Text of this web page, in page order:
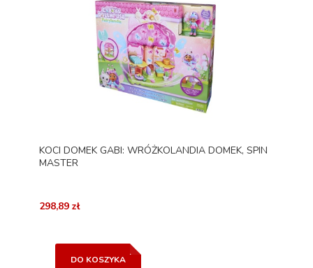
KOCI DOMEK GABI: WRÓŻKOLANDIA DOMEK, SPIN
MASTER
298,89 zł
DO KOSZYKA